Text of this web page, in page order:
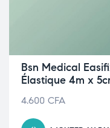
Bsn Medical
Élastique 4m x
4.600 CFA